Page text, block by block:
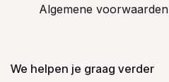
Algemene voorwaarden
We helpen je graag verder